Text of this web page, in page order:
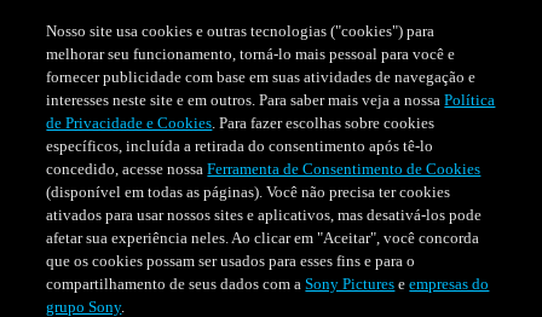
SÉRIESPROGRAMAÇÃO
Nosso site usa cookies e outras tecnologias ("cookies") para
melhorar seu funcionamento, torná-lo mais pessoal para você e
fornecer publicidade com base em suas atividades de navegação e
interesses neste site e em outros. Para saber mais veja a nossaPolítica
de Privacidade e Cookies. Para fazer escolhas sobre cookies
específicos, incluída a retirada do consentimento após tê-lo
concedido, acesse nossaFerramenta de Consentimento de Cookies
(disponível em todas as páginas). Você não precisa ter cookies
ativados para usar nossos sites e aplicativos, mas desativá-los pode
afetar sua experiência neles. Ao clicar em "Aceitar", você concorda
que os cookies possam ser usados para esses fins e para o
compartilhamento de seus dados com aSony Pictures eempresas do
grupo Sony.